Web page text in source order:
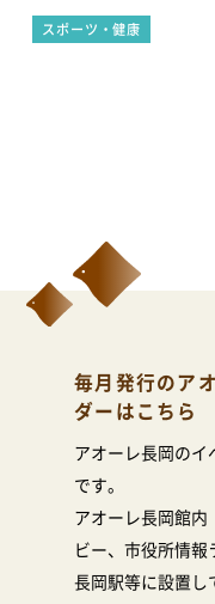
決勝戦
スポーツ・健康
毎月発行のア
ダーはこちら
アオーレ長岡のイ
です。
アオーレ長岡館内
ビー、市役所情報
長岡駅等に設置し
会場利用の際のレイア